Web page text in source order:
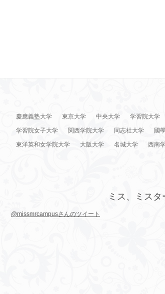
慶應義塾大学 東京大学 中央大学 学習院大学
学習院女子大学
関西学院大学 同志社大学 國
東洋英和女学院大学
大阪大学 名城大学 西南
ミス、ミス
@missmrcampusさんのツイート